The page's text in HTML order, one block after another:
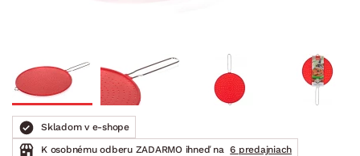
Skladom v e-shope
K osobnému odberu ZADARMO ihneď na 6 predajniach